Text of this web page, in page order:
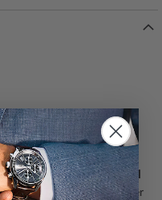
moderner Begleiter aus
Eine perfekte Wahl,
Look suchen.
Gehäuse, ausEdelstahl
e Oberfläche wie ein echter